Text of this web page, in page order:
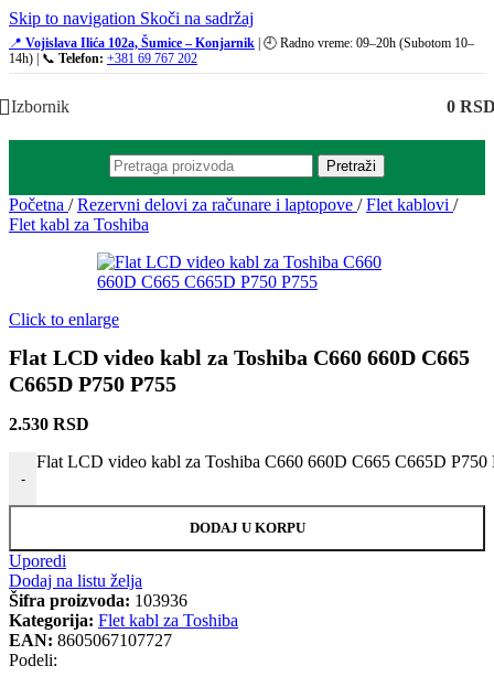
Skip to navigation Skoči na sadržaj
📍 Vojislava Ilića 102a, Šumice – Konjarnik | 🕘 Radno vreme: 09–20h (Subotom 10–
14h) | 📞 Telefon: +381 69 767 202
Izbornik 0
Pretraži
Početna / Rezervni delovi za računare i laptopove / Flet kablovi /
Flet kabl za Toshiba
Click to enlarge
Flat LCD video kabl za Toshiba C660 660D C665
C665D P750 P755
2.530 RSD
-
Flat LCD video kabl za Toshiba C660 660D C665 C665D P750
DODAJ U KORPU
Uporedi
Dodaj na listu želja
Šifra proizvoda: 103936
Kategorija: Flet kabl za Toshiba
EAN: 8605067107727
Podeli: